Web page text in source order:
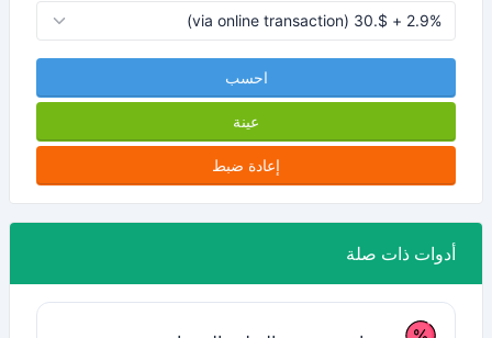
احسب
عينة
إعادة ضبط
أدوات ذات صلة